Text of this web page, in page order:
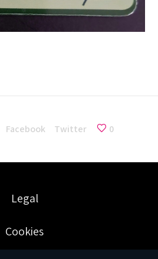
Facebook Twitter 0
Legal
Cookies